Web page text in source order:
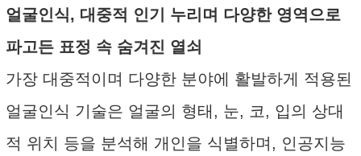
얼굴인식, 대중적 인기 누리며 다양한 영역으로
파고든 표정 속 숨겨진 열쇠
가장 대중적이며 다양한 분야에 활발하게 적용된
얼굴인식 기술은 얼굴의 형태, 눈, 코, 입의 상대
적 위치 등을 분석해 개인을 식별하며, 인공지능